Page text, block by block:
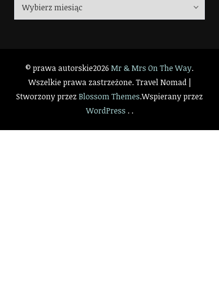
© prawa autorskie2026 Mr & Mrs On The Way.
Wszelkie prawa zastrzeżone.Travel Nomad |
Stworzony przez Blossom Themes.Wspierany przez
WordPress . .